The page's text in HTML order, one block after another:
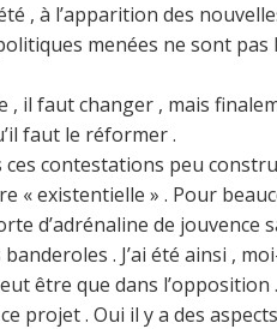
, à l’apparition des
menées ne sont
, il faut changer , mais
faut le réformer .
contestations peu
« existentielle » . Pour
d’adrénaline de
. J’ai été ainsi ,
être que dans
projet . Oui il y a des